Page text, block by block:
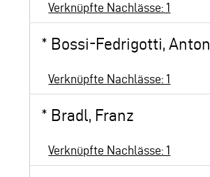
Verknüpfte Nachlässe: 1
* Bossi-Fedrigotti, Anton
Verknüpfte Nachlässe: 1
* Bradl, Franz
Verknüpfte Nachlässe: 1